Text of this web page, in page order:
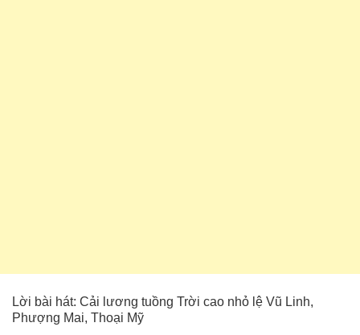
Lời bài hát: Cải lương tuồng Trời cao nhỏ lệ Vũ Linh,
Phượng Mai, Thoại Mỹ